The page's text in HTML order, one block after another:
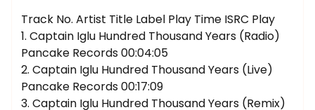
Track No. Artist Title Label Play Time ISRC Play
1. Captain Iglu Hundred Thousand Years (Radio)
Pancake Records 00:04:05
2. Captain Iglu Hundred Thousand Years (Live)
Pancake Records 00:17:09
3. Captain Iglu Hundred Thousand Years (Remix)